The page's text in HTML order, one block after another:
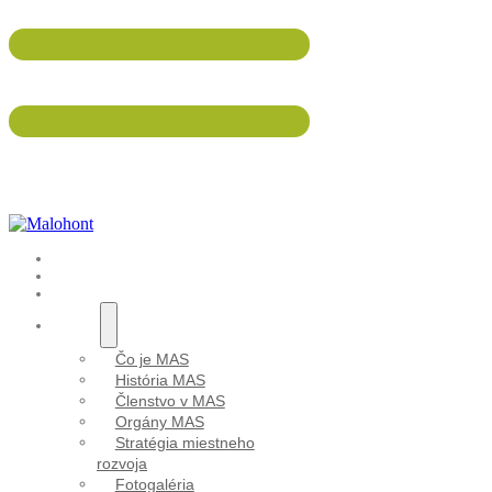
Čo je MAS
História MAS
Členstvo v MAS
Orgány MAS
Stratégia miestneho
rozvoja
Fotogaléria